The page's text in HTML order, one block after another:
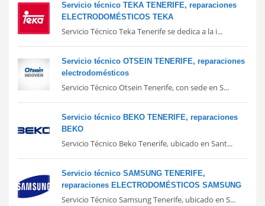
Servicio técnico TEKA TENERIFE, reparaciones
ELECTRODOMÉSTICOS TEKA
Servicio Técnico Teka Tenerife se dedica a la i...
Servicio técnico OTSEIN TENERIFE, reparaciones
electrodomésticos
Servicio Técnico Otsein Tenerife, con sede en S...
Servicio técnico BEKO TENERIFE, reparaciones
BEKO
Servicio Técnico Beko Tenerife, ubicado en Sant...
Servicio técnico SAMSUNG TENERIFE,
reparaciones ELECTRODOMÉSTICOS SAMSUNG
Servicio Técnico Samsung Tenerife, ubicado en S...